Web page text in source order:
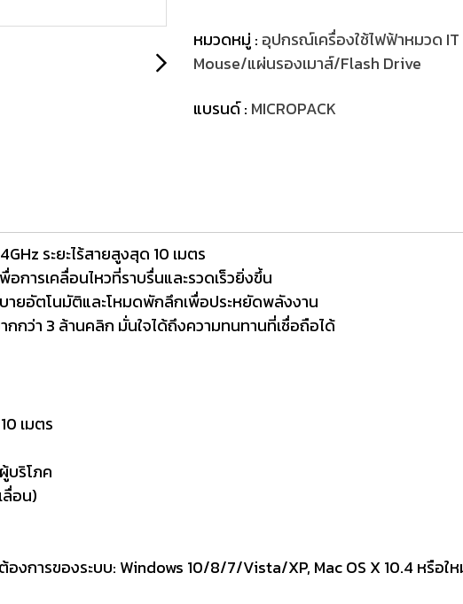
หมวดหมู่ : อุปกรณ์เครื่องใช้ไฟฟ้าหมวด IT
Mouse/แผ่นรองเมาส์/Flash Drive
แบรนด์ : MICROPACK
ระยะไร้สายสูงสุด 10 เมตร
อการเคลื่อนไหวที่ราบรื่นและรวดเร็วยิ่งขึ้น
ยอัตโนมัติและโหมดพักลึกเพื่อประหยัดพลังงาน
กกว่า 3 ล้านคลิก มั่นใจได้ถึงความทนทานที่เชื่อถือได้
เมตร
บริโภค
ลื่อน)
งการของระบบ: Windows 10/8/7/Vista/XP, Mac OS X 10.4 หรือใ